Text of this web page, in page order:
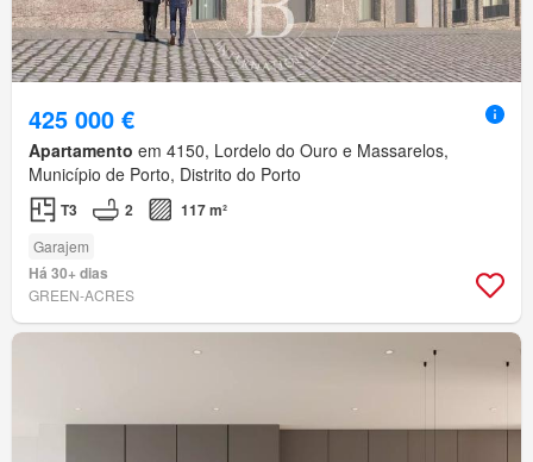
425 000 €
Apartamento em 4150, Lordelo do Ouro e Massarelos,
Município de Porto, Distrito do Porto
T3 2 117 m²
Garajem
Há 30+ dias
GREEN-ACRES